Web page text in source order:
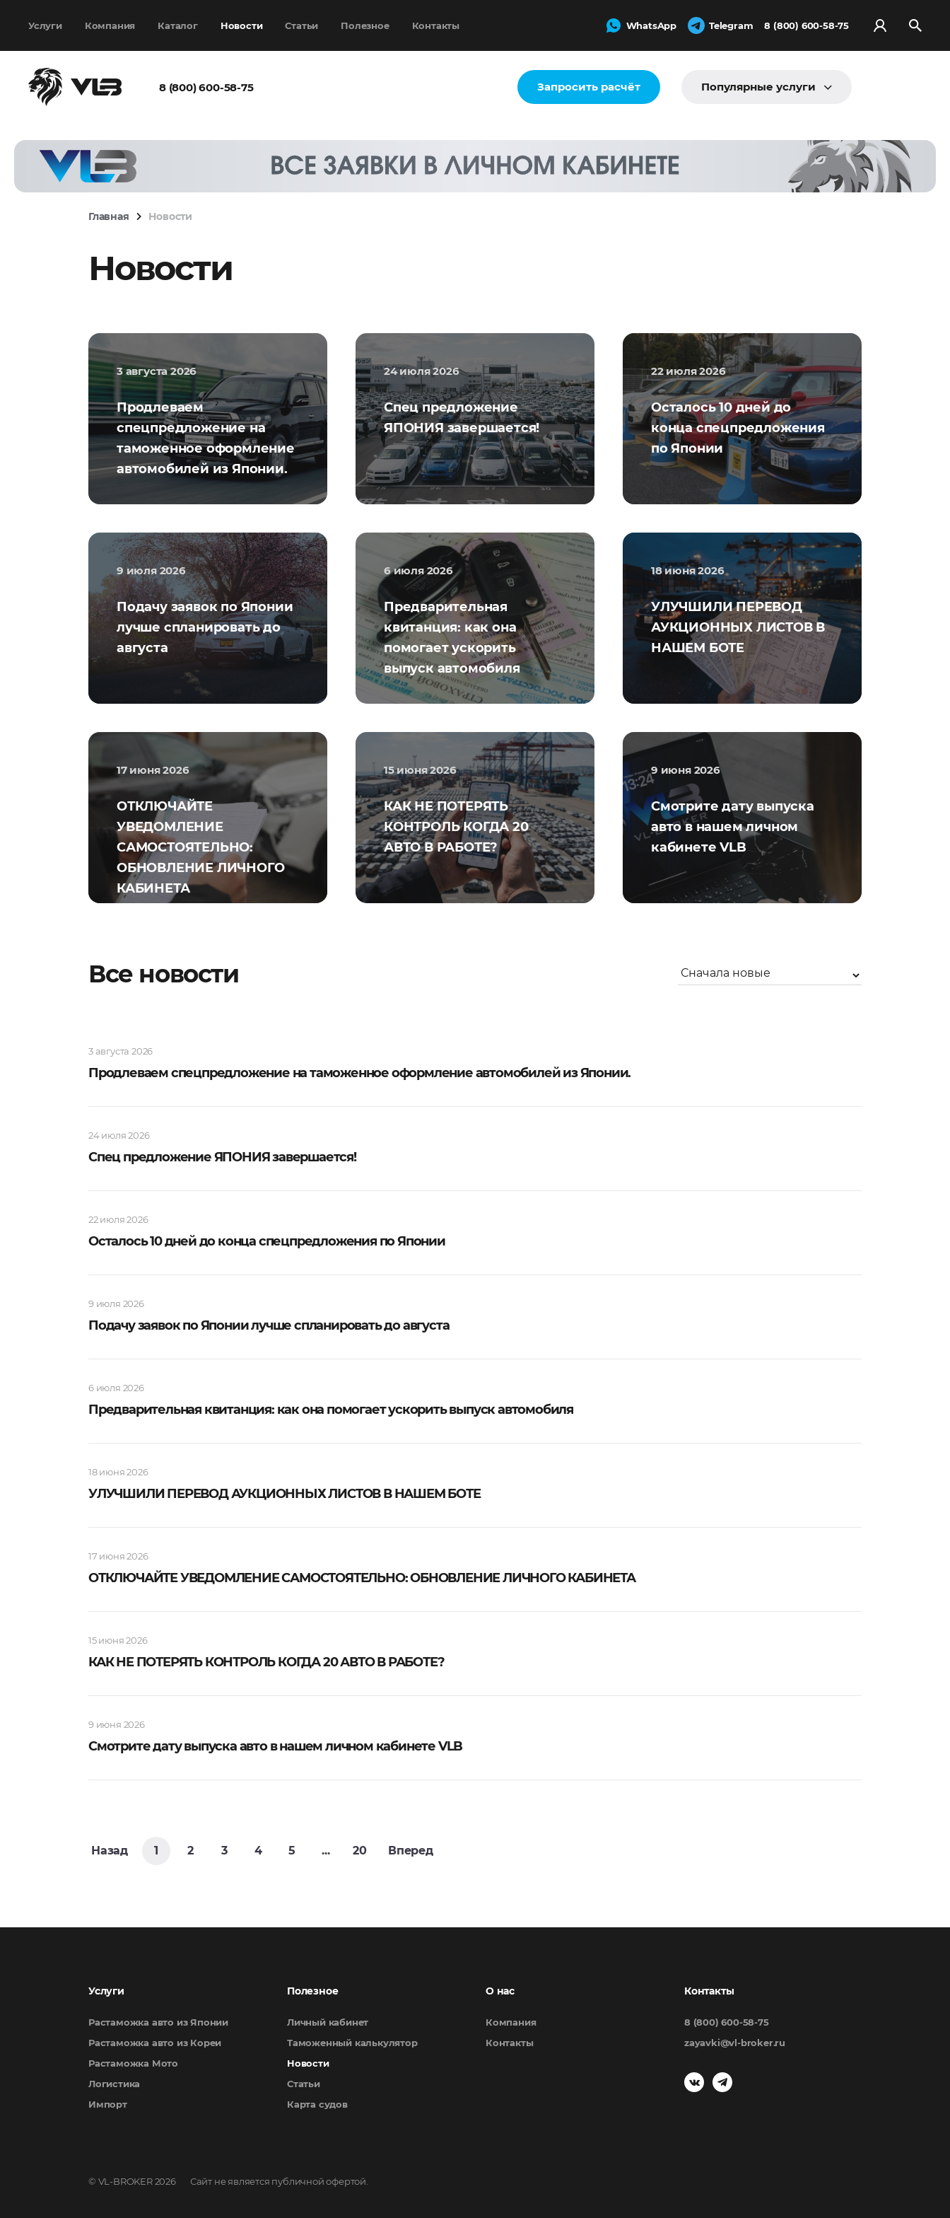
Услуги Компания Каталог Новости Статьи Полезное Контакты WhatsApp Telegram 8 (800) 600-58-75
8 (800) 600-58-75 Запросить расчёт Популярные услуги
Главная Новости
Новости
3 августа 2026
Продлеваем
спецпредложение на
таможенное оформление
автомобилей из Японии.
24 июля 2026
Спец предложение
ЯПОНИЯ завершается!
22 июля 2026
Осталось 10 дней до
конца спецпредложения
по Японии
9 июля 2026
Подачу заявок по Японии
лучше спланировать до
августа
6 июля 2026
Предварительная
квитанция: как она
помогает ускорить
выпуск автомобиля
18 июня 2026
УЛУЧШИЛИ ПЕРЕВОД
АУКЦИОННЫХ ЛИСТОВ В
НАШЕМ БОТЕ
17 июня 2026
ОТКЛЮЧАЙТЕ
УВЕДОМЛЕНИЕ
САМОСТОЯТЕЛЬНО:
ОБНОВЛЕНИЕ ЛИЧНОГО
КАБИНЕТА
15 июня 2026
КАК НЕ ПОТЕРЯТЬ
КОНТРОЛЬ КОГДА 20
АВТО В РАБОТЕ?
9 июня 2026
Смотрите дату выпуска
авто в нашем личном
кабинете VLB
Все новости
3 августа 2026
Продлеваем спецпредложение на таможенное оформление автомобилей из Японии.
24 июля 2026
Спец предложение ЯПОНИЯ завершается!
22 июля 2026
Осталось 10 дней до конца спецпредложения по Японии
9 июля 2026
Подачу заявок по Японии лучше спланировать до августа
6 июля 2026
Предварительная квитанция: как она помогает ускорить выпуск автомобиля
18 июня 2026
УЛУЧШИЛИ ПЕРЕВОД АУКЦИОННЫХ ЛИСТОВ В НАШЕМ БОТЕ
17 июня 2026
ОТКЛЮЧАЙТЕ УВЕДОМЛЕНИЕ САМОСТОЯТЕЛЬНО: ОБНОВЛЕНИЕ ЛИЧНОГО КАБИНЕТА
15 июня 2026
КАК НЕ ПОТЕРЯТЬ КОНТРОЛЬ КОГДА 20 АВТО В РАБОТЕ?
9 июня 2026
Смотрите дату выпуска авто в нашем личном кабинете VLB
Назад 1 2 3 4 5 ... 20 Вперед
Услуги
Растаможка авто из Японии
Растаможка авто из Кореи
Растаможка Мото
Логистика
Импорт
Полезное
Личный кабинет
Таможенный калькулятор
Новости
Статьи
Карта судов
О нас
Компания
Контакты
Контакты
8 (800) 600-58-75
zayavki@vl-broker.ru
© VL-BROKER 2026 Сайт не является публичной офертой.
выбран
Согласен с
политикой
конфиденциальности
и наобработку моих
Запросить расчёт